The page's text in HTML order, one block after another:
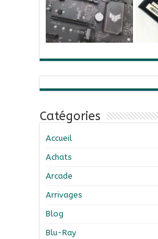
Catégories
Accueil
Achats
Arcade
Arrivages
Blog
Blu-Ray